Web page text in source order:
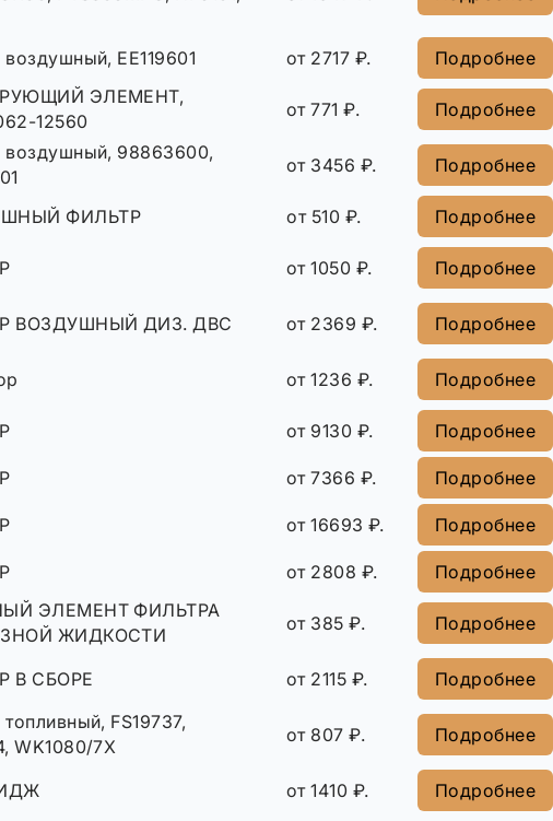
EE119601 от 2717 ₽.
Подробнее
ЭЛЕМЕНТ,
12560
от 771 ₽. Подробнее
воздушный, 98863600,
от 3456 ₽. Подробнее
ФИЛЬТР от 510 ₽.
Подробнее
от 1050 ₽.
Подробнее
ВОЗДУШНЫЙ ДИЗ. ДВС от 2369 ₽.
Подробнее
от 1236 ₽. Подробнее
от 9130 ₽. Подробнее
от 7366 ₽. Подробнее
от 16693 ₽. Подробнее
от 2808 ₽.
Подробнее
ЭЛЕМЕНТ ФИЛЬТРА
ЖИДКОСТИ
от 385 ₽.
Подробнее
В СБОРЕ от 2115 ₽. Подробнее
FS19737,
WK1080/7X
от 807 ₽.
Подробнее
от 1410 ₽. Подробнее